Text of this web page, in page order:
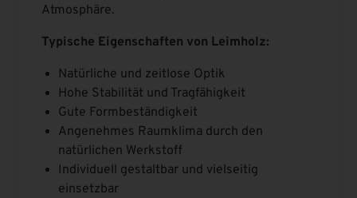
Atmosphäre.
Typische Eigenschaften von Leimholz:
Natürliche und zeitlose Optik
Hohe Stabilität und Tragfähigkeit
Gute Formbeständigkeit
Angenehmes Raumklima durch den
natürlichen Werkstoff
Individuell gestaltbar und vielseitig
einsetzbar